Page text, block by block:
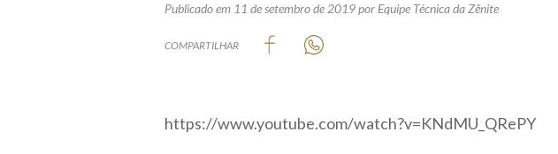
Publicado em 11 de setembro de 2019por Equipe Técnica da Zênite
COMPARTILHAR
https://www.youtube.com/watch?v=KNdMU_QRePY